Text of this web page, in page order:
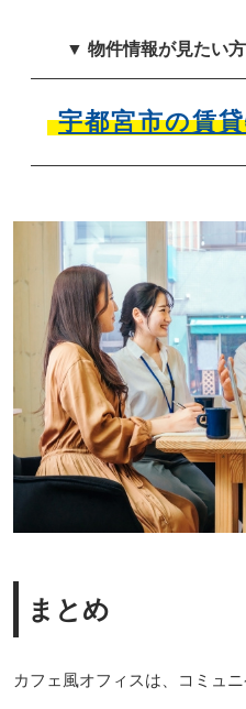
▼ 物件情報が見たい
宇都宮市の賃
まとめ
カフェ風オフィスは、コミュ